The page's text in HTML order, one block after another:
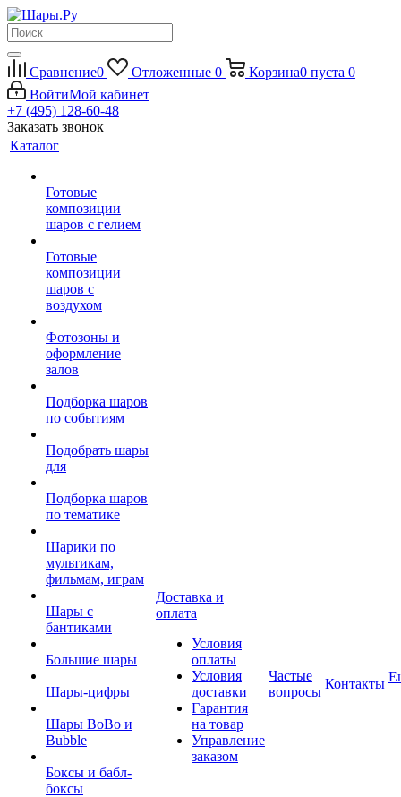
Сравнение0 Отложенные 0 Корзина0 пуста 0
ВойтиМой кабинет
+7 (495) 128-60-48
Заказать звонок
Каталог
Готовые
композиции
шаров с гелием
Готовые
композиции
шаров с
воздухом
Фотозоны и
оформление
залов
Подборка шаров
по событиям
Подобрать шары
для
Подборка шаров
по тематике
Шарики по
мультикам,
фильмам, играм
Шары с
бантиками
Большие шары
Шары-цифры
Шары BoBo и
Bubble
Боксы и бабл-
боксы
Доставка и
оплата
Условия
оплаты
Условия
доставки
Гарантия
на товар
Управление
заказом
Частые
вопросы
Контакты